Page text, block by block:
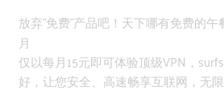
放弃"免费"产品吧！天下哪有免费的午
月
仅以每月15元即可体验顶级VPN，
好，让您安全、高速畅享互联网，无